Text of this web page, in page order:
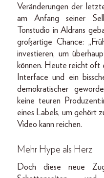
Veränderungen der
am Anfang seiner
Tonstudio in Aldrans
großartige Chance:
investieren, um
können. Heute reicht oft
Interface und ein
demokratischer
keine teuren
eines Labels, um gehört
Video kann reichen.
Mehr Hype als Herz
Doch diese neue